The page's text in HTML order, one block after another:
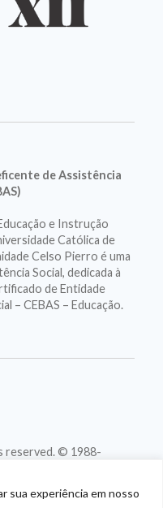
sua experiência em nosso
de Assistência
e Instrução
Católica de
Celso Pierro é uma
Social, dedicada à
de Entidade
– CEBAS – Educação.
reserved. © 1988-